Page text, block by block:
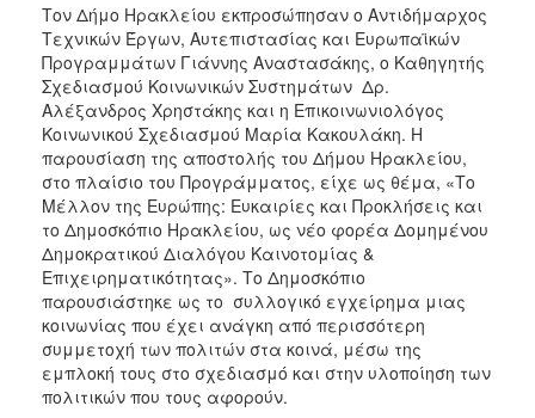
Τον Δήμο Ηρακλείου εκπροσώπησαν ο Αντιδήμαρχος
Τεχνικών Έργων, Αυτεπιστασίας και Ευρωπαϊκών
Προγραμμάτων Γιάννης Αναστασάκης, ο Καθηγητής
Σχεδιασμού Κοινωνικών Συστημάτων Δρ.
Αλέξανδρος Χρηστάκης και η Επικοινωνιολόγος
Κοινωνικού Σχεδιασμού Μαρία Κακουλάκη. Η
παρουσίαση της αποστολής του Δήμου Ηρακλείου,
στο πλαίσιο του Προγράμματος, είχε ως θέμα, «Το
Μέλλον της Ευρώπης: Ευκαιρίες και Προκλήσεις και
το Δημοσκόπιο Ηρακλείου, ως νέο φορέα Δομημένου
Δημοκρατικού Διαλόγου Καινοτομίας &
Επιχειρηματικότητας». Το Δημοσκόπιο
παρουσιάστηκε ως το συλλογικό εγχείρημα μιας
κοινωνίας που έχει ανάγκη από περισσότερη
συμμετοχή των πολιτών στα κοινά, μέσω της
εμπλοκή τους στο σχεδιασμό και στην υλοποίηση των
πολιτικών που τους αφορούν.